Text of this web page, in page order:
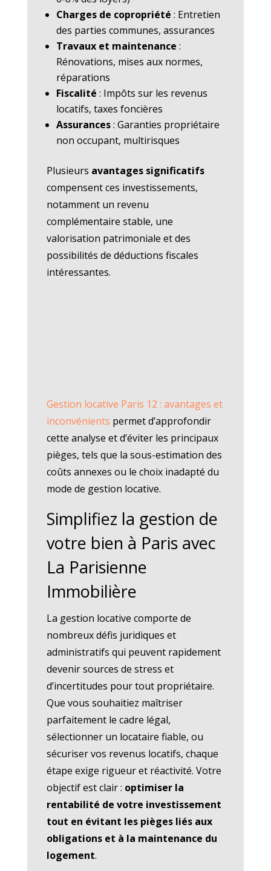
Charges de copropriété : Entretien
des parties communes, assurances
Travaux et maintenance :
Rénovations, mises aux normes,
réparations
Fiscalité : Impôts sur les revenus
locatifs, taxes foncières
Assurances: Garanties propriétaire
non occupant, multirisques
Plusieurs avantages significatifs
compensent ces investissements,
notamment un revenu
complémentaire stable, une
valorisation patrimoniale et des
possibilités de déductions fiscales
intéressantes.
Gestion locative Paris 12 : avantages et
inconvénients permet d’approfondir
cette analyse et d’éviter les principaux
pièges, tels que la sous-estimation des
coûts annexes ou le choix inadapté du
mode de gestion locative.
Simplifiez la gestion de
votre bien à Paris avec
La Parisienne
Immobilière
La gestion locative comporte de
nombreux défis juridiques et
administratifs qui peuvent rapidement
devenir sources de stress et
d’incertitudes pour tout propriétaire.
Que vous souhaitiez maîtriser
parfaitement le cadre légal,
sélectionner un locataire fiable, ou
sécuriser vos revenus locatifs, chaque
étape exige rigueur et réactivité. Votre
objectif est clair : optimiser la
rentabilité de votre investissement
tout en évitant les pièges liés aux
obligations et à la maintenance du
logement.